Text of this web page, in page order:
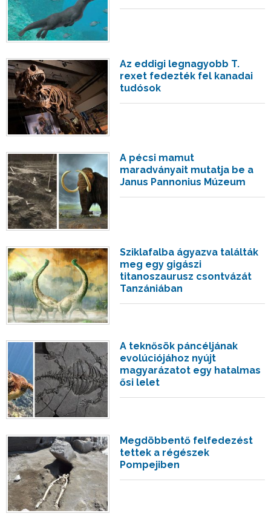
Az eddigi legnagyobb T.
rexet fedezték fel kanadai
tudósok
A pécsi mamut
maradványait mutatja be a
Janus Pannonius Múzeum
Sziklafalba ágyazva találták
meg egy gigászi
titanoszaurusz csontvázát
Tanzániában
A teknősök páncéljának
evolúciójához nyújt
magyarázatot egy hatalmas
ősi lelet
Megdöbbentő felfedezést
tettek a régészek
Pompejiben